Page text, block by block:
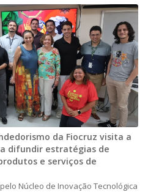
da Fiocruz visita a
difundir estratégias de
e serviços de
Núcleo de Inovação Tecnológica